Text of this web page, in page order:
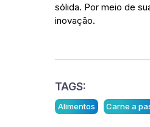
sólida. Por meio de
inovação.
TAGS:
Alimentos Carne a